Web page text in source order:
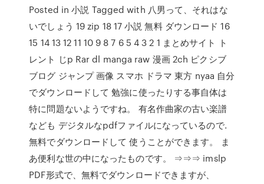
Posted in 小説 Tagged with 八男って、それはな
いでしょう 19 zip 18 17 小説 無料 ダウンロード 16
15 14 13 12 11 10 9 8 7 6 5 4 3 2 1 まとめサイト ト
レント じp Rar dl manga raw 漫画 2ch ピクシブ
ブログ ジャンプ 画像 スマホ ドラマ 東方 nyaa 自分
でダウンロードして 勉強に使ったりする事自体は
特に問題ないようですね。 有名作曲家の古い楽譜
なども デジタルなpdfファイルになっているので.
無料でダウンロードして 使うことができます。 ま
あ便利な世の中になったものです。 ⇒⇒⇒ imslp
PDF形式で、無料でダウンロードできますが、